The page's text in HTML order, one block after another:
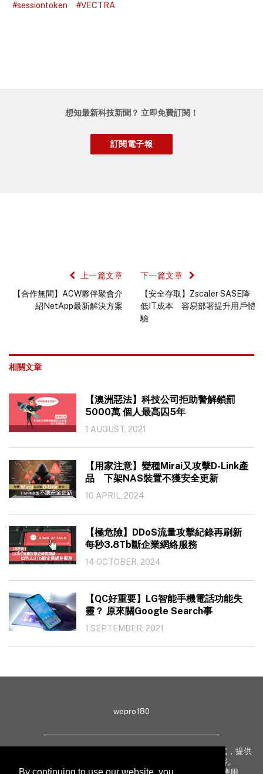
#sessiontoken
#VECTRA
想知最新科技新聞？ 立即免費訂閱！
上一篇文章
【合作無間】ACW夥伴聚會介
紹NetApp最新解決方案
下一篇文章
【安全存取】Zscaler SASE降
低IT成本 容易部署提升用戶體
驗
相關文章
【澳洲惡法】科技公司拒助警解鎖罰
5000萬 個人最高囚5年
1 AUGUST, 2021
【用家注意】變種Mirai又攻擊D-Link產
品 下架NAS裝置不獲安全更新
10 APRIL, 2024
【極危險】DDoS流量攻擊紀錄再刷新
每秒3.8Tb斷企業網絡服務
14 OCTOBER, 2024
【QC好重要】LG智能手機電話功能失
靈？ 原來關Google Search事
1 SEPTEMBER, 2021
wepro180
wepro180 由 IT 業界專家組成，以生動有趣、深入淺出方式，提供
最新 IT 動態、趨勢、技術、行業熱話、專題報導等內容。